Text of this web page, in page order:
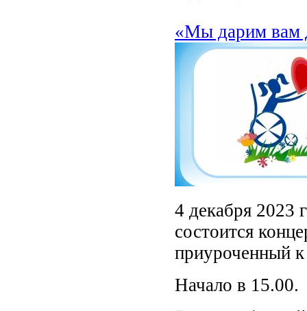
«Мы дарим вам
4 декабря 2023
состоится
приуроченный
Начало в 15.00.